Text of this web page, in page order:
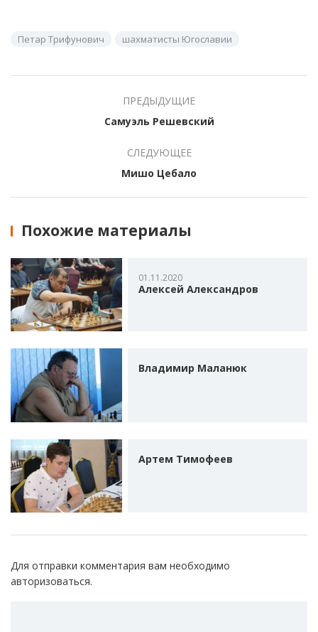
Петар Трифунович шахматисты Югославии
ПРЕДЫДУЩИЕ
Самуэль Решевский
СЛЕДУЮЩЕЕ
Мишо Цебало
Похожие материалы
01.11.2020
Алексей Александров
Владимир Маланюк
Артем Тимофеев
Для отправки комментария вам необходимо
авторизоваться.